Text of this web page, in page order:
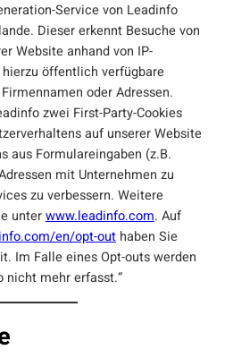
Service von Leadinfo
Dieser erkennt Besuche von
Website anhand von IP-
öffentlich verfügbare
oder Adressen.
zwei First-Party-Cookies
auf unserer Website
aus Formulareingaben (z.B.
mit Unternehmen zu
zu verbessern. Weitere
unterwww.leadinfo.com. Auf
en/opt-outhaben Sie
Im Falle eines Opt-outs werden
nicht mehr erfasst.“